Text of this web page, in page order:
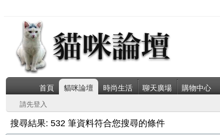
首頁 貓咪論壇 時尚生活 聊天廣場 購物中心
請先登入
搜尋結果: 532 筆資料符合您搜尋的條件